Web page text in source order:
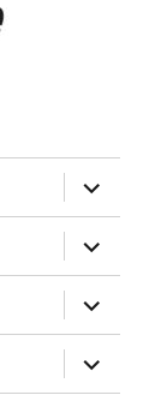
öffnen
öffnen
öffnen
öffnen